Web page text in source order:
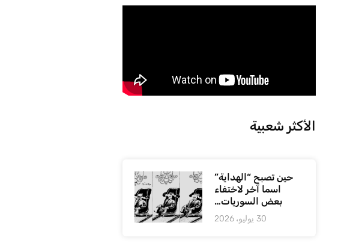
الأكثر شعبية
حين تصبح “الهداية”
اسما آخر لاختفاء
بعض السوريات…
30 يوليو، 2026